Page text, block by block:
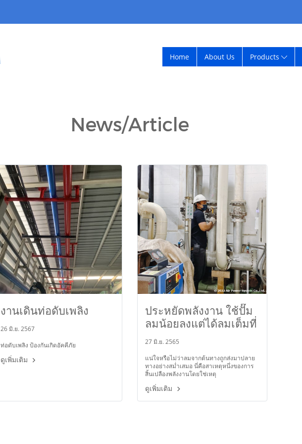
Home About Us Products
News/Article
งานเดินท่อดับเพลิง
26 มิ.ย. 2567
ท่อดับเพลิง ป้องกันเกิดอัคคีภัย
ดูเพิ่มเติม
ประหยัดพลังงาน ใช้ปั๊ม
ลมน้อยลงแต่ได้ลมเต็มที่
27 มิ.ย. 2565
แน่ใจหรือไม่ว่าลมจากต้นทางถูกส่งมาปลาย
ทางอย่างสม่ำเสมอ นี่คือสาเหตุหนึ่งของการ
สิ้นเปลืองพลังงานโดยใช่เหตุ
ดูเพิ่มเติม